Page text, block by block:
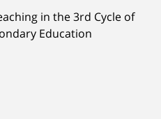
in the 3rd Cycle of
Education